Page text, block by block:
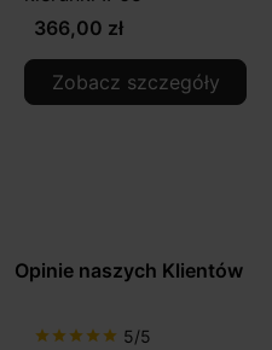
366,00 zł
Zobacz szczegóły
Opinie naszych Klientów
star star star star star 5/5